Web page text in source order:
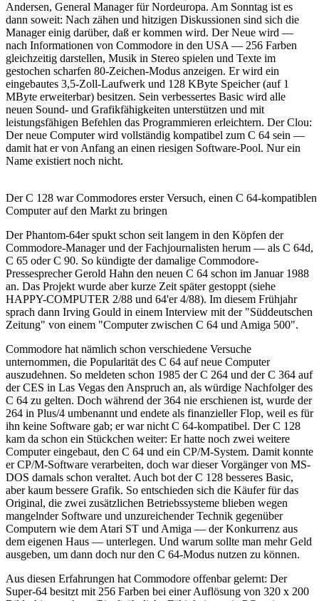
Andersen, General Manager für Nordeuropa. Am Sonntag ist es
dann soweit: Nach zähen und hitzigen Diskussionen sind sich die
Manager einig darüber, daß er kommen wird. Der Neue wird —
nach Informationen von Commodore in den USA — 256 Farben
gleichzeitig darstellen, Musik in Stereo spielen und Texte im
gestochen scharfen 80-Zeichen-Modus anzeigen. Er wird ein
eingebautes 3,5-Zoll-Laufwerk und 128 KByte Speicher (auf 1
MByte erweiterbar) besitzen. Sein verbessertes Basic wird alle
neuen Sound- und Grafikfähigkeiten unterstützen und mit
leistungsfähigen Befehlen das Programmieren erleichtern. Der Clou:
Der neue Computer wird vollständig kompatibel zum C 64 sein —
damit hat er von Anfang an einen riesigen Software-Pool. Nur ein
Name existiert noch nicht.
Der C 128 war Commodores erster Versuch, einen C 64-kompatiblen
Computer auf den Markt zu bringen
Der Phantom-64er spukt schon seit langem in den Köpfen der
Commodore-Manager und der Fachjournalisten herum — als C 64d,
C 65 oder C 90. So kündigte der damalige Commodore-
Pressesprecher Gerold Hahn den neuen C 64 schon im Januar 1988
an. Das Projekt wurde aber kurze Zeit später gestoppt (siehe
HAPPY-COMPUTER 2/88 und 64'er 4/88). Im diesem Frühjahr
sprach dann Irving Gould in einem Interview mit der "Süddeutschen
Zeitung" von einem "Computer zwischen C 64 und Amiga 500".
Commodore hat nämlich schon verschiedene Versuche
unternommen, die Popularität des C 64 auf neue Computer
auszudehnen. So meldeten schon 1985 der C 264 und der C 364 auf
der CES in Las Vegas den Anspruch an, als würdige Nachfolger des
C 64 zu gelten. Doch während der 364 nie erschienen ist, wurde der
264 in Plus/4 umbenannt und endete als finanzieller Flop, weil es für
ihn keine Software gab; er war nicht C 64-kompatibel. Der C 128
kam da schon ein Stückchen weiter: Er hatte noch zwei weitere
Computer eingebaut, den C 64 und ein CP/M-System. Damit konnte
er CP/M-Software verarbeiten, doch war dieser Vorgänger von MS-
DOS damals schon veraltet. Auch bot der C 128 besseres Basic,
aber kaum bessere Grafik. So entschieden sich die Käufer für das
Original, die zwei zusätzlichen Betriebssysteme blieben wegen
mangelnder Software und unzureichender Technik gegenüber
Computern wie dem Atari ST und Amiga — der Konkurrenz aus
dem eigenen Haus — unterlegen. Und warum sollte man mehr Geld
ausgeben, um dann doch nur den C 64-Modus nutzen zu können.
Aus diesen Erfahrungen hat Commodore offenbar gelernt: Der
Super-64 besitzt mit 256 Farben bei einer Auflösung von 320 x 200